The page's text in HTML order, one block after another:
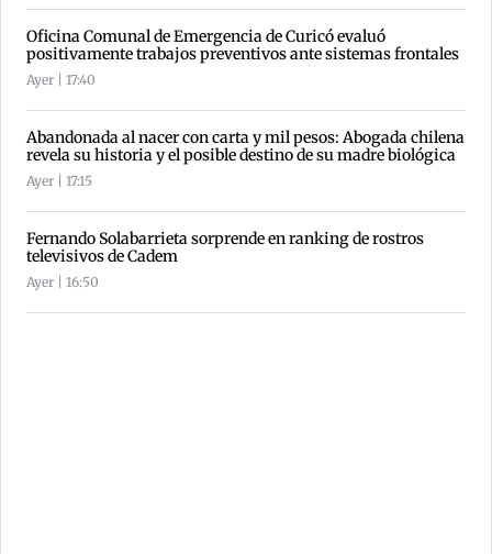
Oficina Comunal de Emergencia de Curicó evaluó
positivamente trabajos preventivos ante sistemas frontales
Ayer | 17:40
Abandonada al nacer con carta y mil pesos: Abogada chilena
revela su historia y el posible destino de su madre biológica
Ayer | 17:15
Fernando Solabarrieta sorprende en ranking de rostros
televisivos de Cadem
Ayer | 16:50